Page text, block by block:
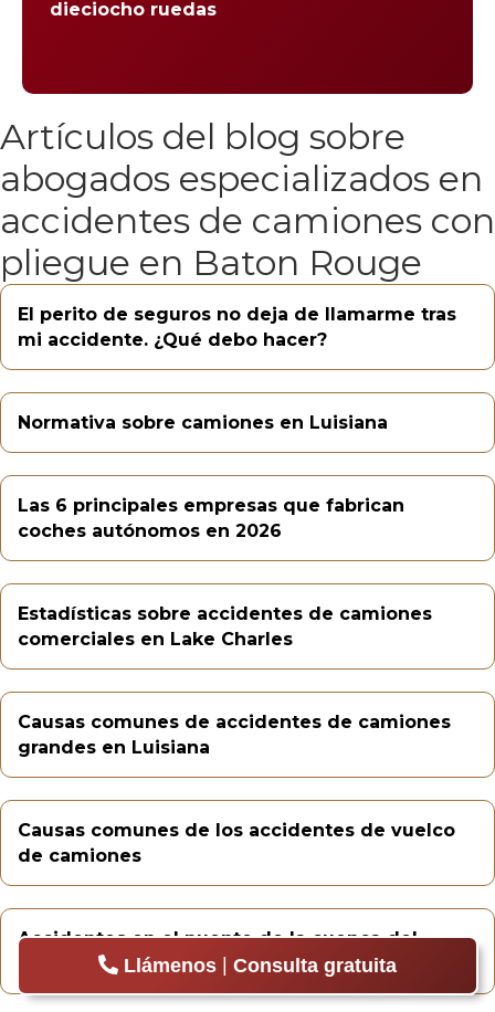
dieciocho ruedas
Artículos del blog sobre
abogados especializados en
accidentes de camiones con
pliegue en Baton Rouge
El perito de seguros no deja de llamarme tras
mi accidente. ¿Qué debo hacer?
Normativa sobre camiones en Luisiana
Las 6 principales empresas que fabrican
coches autónomos en 2026
Estadísticas sobre accidentes de camiones
comerciales en Lake Charles
Causas comunes de accidentes de camiones
grandes en Luisiana
Causas comunes de los accidentes de vuelco
de camiones
Accidentes en el puente de la cuenca del
AtchafalayaLlámenos Consulta gratuita